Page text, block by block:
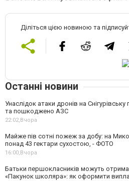
Діліться цією новиною та
Останні новини
Унаслідок атаки дронів на
та пошкоджено АЗС
22:02, Вчора
Майже пів сотні пожеж за добу: на
понад 43 гектари сухостою, - ФОТО
16:00, Вчора
Батьки першокласників можуть
«Пакунок школяра»: як оформити